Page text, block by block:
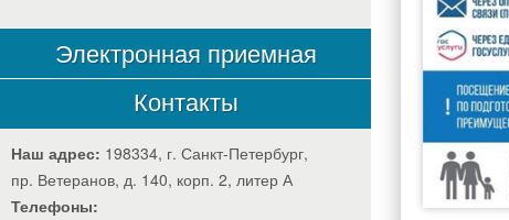
Электронная приемная
Контакты
Наш адрес: 198334, г. Санкт-Петербург,
пр. Ветеранов, д. 140, корп. 2, литер А
Телефоны: